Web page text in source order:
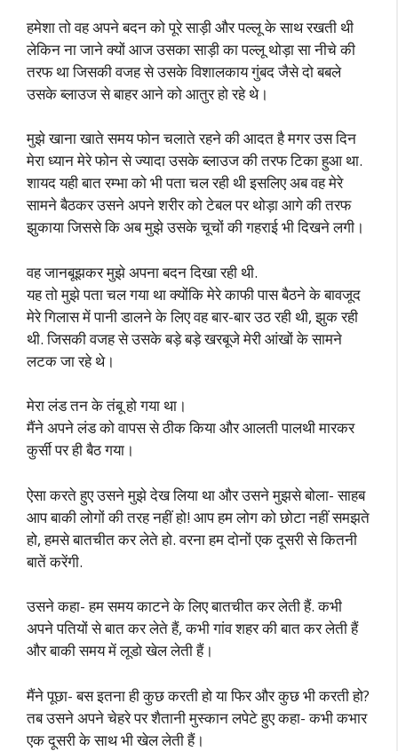
हमेशा तो वह अपने बदन को पूरे साड़ी और पल्लू के साथ रखती थी
लेकिन ना जाने क्यों आज उसका साड़ी का पल्लू थोड़ा सा नीचे की
तरफ था जिसकी वजह से उसके विशालकाय गुंबद जैसे दो बबले
उसके ब्लाउज से बाहर आने को आतुर हो रहे थे।
मुझे खाना खाते समय फोन चलाते रहने की आदत है मगर उस दिन
मेरा ध्यान मेरे फोन से ज्यादा उसके ब्लाउज की तरफ टिका हुआ था.
शायद यही बात रम्भा को भी पता चल रही थी इसलिए अब वह मेरे
सामने बैठकर उसने अपने शरीर को टेबल पर थोड़ा आगे की तरफ
झुकाया जिससे कि अब मुझे उसके चूचों की गहराई भी दिखने लगी।
वह जानबूझकर मुझे अपना बदन दिखा रही थी.
यह तो मुझे पता चल गया था क्योंकि मेरे काफी पास बैठने के बावजूद
मेरे गिलास में पानी डालने के लिए वह बार-बार उठ रही थी, झुक रही
थी. जिसकी वजह से उसके बड़े बड़े खरबूजे मेरी आंखों के सामने
लटक जा रहे थे।
मेरा लंड तन के तंबू हो गया था।
मैंने अपने लंड को वापस से ठीक किया और आलती पालथी मारकर
कुर्सी पर ही बैठ गया।
ऐसा करते हुए उसने मुझे देख लिया था और उसने मुझसे बोला- साहब
आप बाकी लोगों की तरह नहीं हो! आप हम लोग को छोटा नहीं समझते
हो, हमसे बातचीत कर लेते हो. वरना हम दोनों एक दूसरी से कितनी
बातें करेंगी.
उसने कहा- हम समय काटने के लिए बातचीत कर लेती हैं. कभी
अपने पतियों से बात कर लेते हैं, कभी गांव शहर की बात कर लेती हैं
और बाकी समय में लूडो खेल लेती हैं।
मैंने पूछा- बस इतना ही कुछ करती हो या फिर और कुछ भी करती हो?
तब उसने अपने चेहरे पर शैतानी मुस्कान लपेटे हुए कहा- कभी कभार
एक दूसरी के साथ भी खेल लेती हैं।